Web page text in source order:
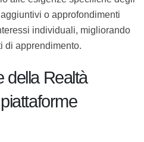
Aumentata consente di
per adattarsi meglio
studenti, fornendo
basati sul
migliorando il
di apprendimento.
della Realtà